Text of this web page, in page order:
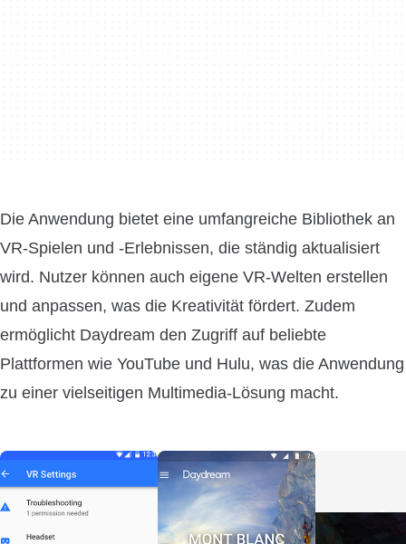
Die Anwendung bietet eine umfangreiche Bibliothek an
VR-Spielen und -Erlebnissen, die ständig aktualisiert
wird. Nutzer können auch eigene VR-Welten erstellen
und anpassen, was die Kreativität fördert. Zudem
ermöglicht Daydream den Zugriff auf beliebte
Plattformen wie YouTube und Hulu, was die Anwendung
zu einer vielseitigen Multimedia-Lösung macht.